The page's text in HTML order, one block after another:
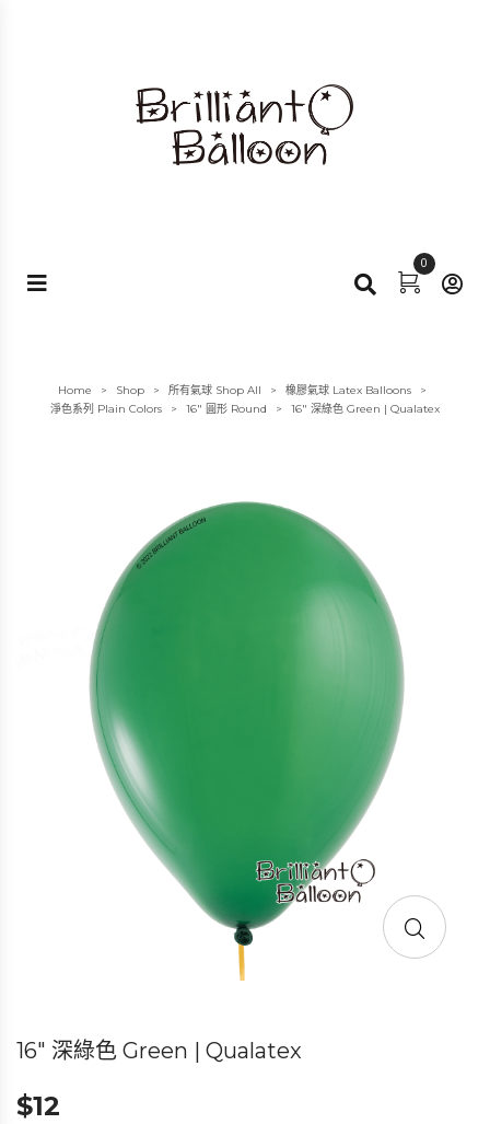
0
Home > Shop > 所有氣球 Shop All > 橡膠氣球 Latex Balloons >
淨色系列 Plain Colors > 16" 圓形 Round > 16″ 深綠色 Green | Qualatex
16″ 深綠色 Green | Qualatex
$12